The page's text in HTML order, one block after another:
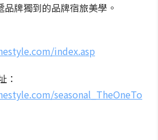
牌獨到的品牌宿旅美學。
index.asp
：
seasonal_TheOneTo